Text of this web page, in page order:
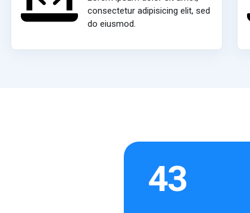
consectetur adipisicing elit, sed
do eiusmod.
43